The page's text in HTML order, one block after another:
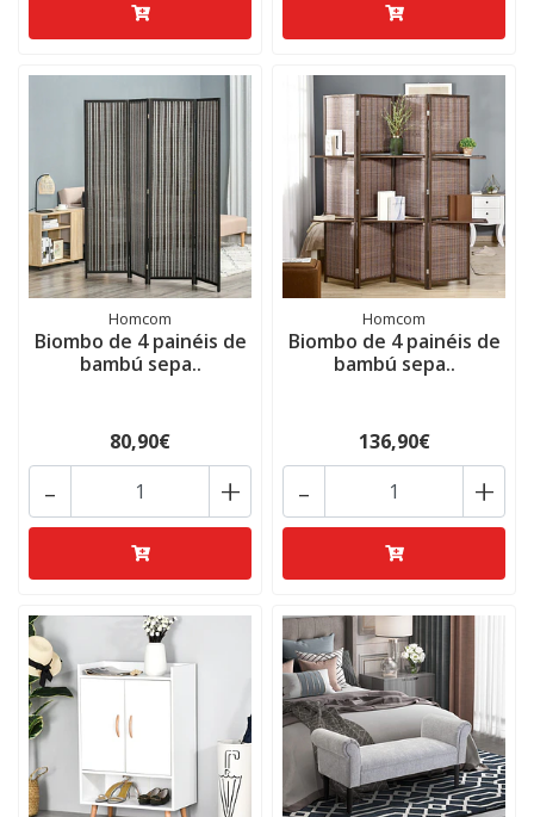
Homcom
Biombo de 4 painéis de
bambú sepa..
80,90€
+
-
Homcom
Biombo de 4 painéis de
bambú sepa..
136,90€
+
-